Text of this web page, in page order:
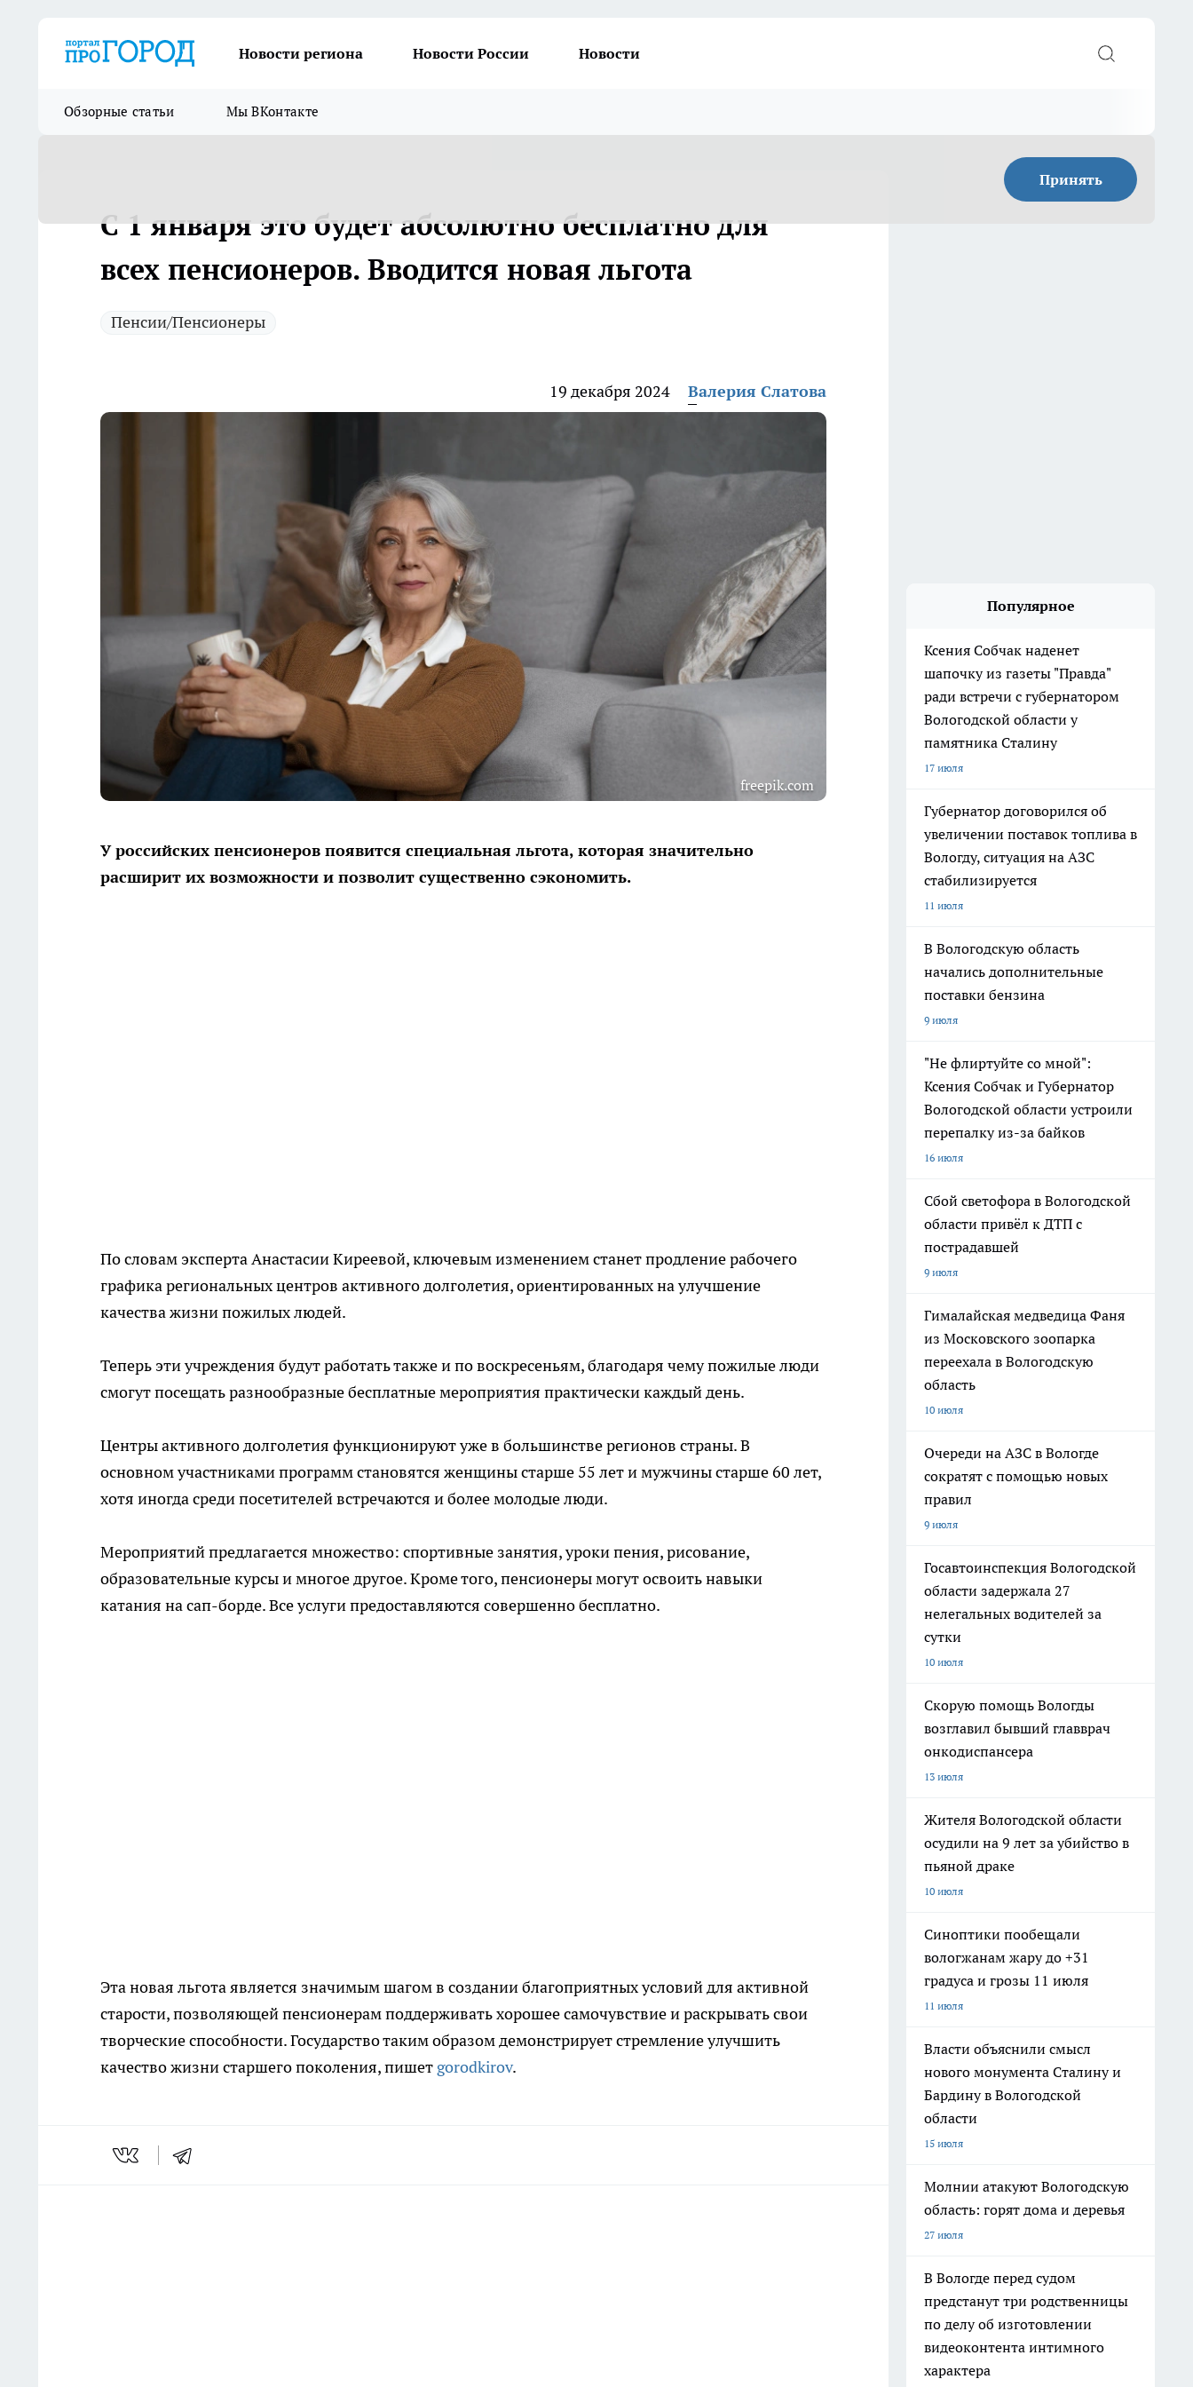
Новости региона Новости России Новости
Обзорные статьи Мы ВКонтакте
Принять
С 1 января это будет абсолютно бесплатно для
всех пенсионеров. Вводится новая льгота
Пенсии/Пенсионеры
19 декабря 2024 Валерия Слатова
freepik.com
У российских пенсионеров появится специальная льгота, которая значительно
расширит их возможности и позволит существенно сэкономить.
По словам эксперта Анастасии Киреевой, ключевым изменением станет продление рабочего
графика региональных центров активного долголетия, ориентированных на улучшение
качества жизни пожилых людей.
Теперь эти учреждения будут работать также и по воскресеньям, благодаря чему пожилые люди
смогут посещать разнообразные бесплатные мероприятия практически каждый день.
Центры активного долголетия функционируют уже в большинстве регионов страны. В
основном участниками программ становятся женщины старше 55 лет и мужчины старше 60 лет,
хотя иногда среди посетителей встречаются и более молодые люди.
Мероприятий предлагается множество: спортивные занятия, уроки пения, рисование,
образовательные курсы и многое другое. Кроме того, пенсионеры могут освоить навыки
катания на сап-борде. Все услуги предоставляются совершенно бесплатно.
Эта новая льгота является значимым шагом в создании благоприятных условий для активной
старости, позволяющей пенсионерам поддерживать хорошее самочувствие и раскрывать свои
творческие способности. Государство таким образом демонстрирует стремление улучшить
качество жизни старшего поколения, пишет gorodkirov.
Популярное
Ксения Собчак наденет
шапочку из газеты "Правда"
ради встречи с губернатором
Вологодской области у
памятника Сталину
17 июля
Губернатор договорился об
увеличении поставок топлива в
Вологду, ситуация на АЗС
стабилизируется
11 июля
В Вологодскую область
начались дополнительные
поставки бензина
9 июля
"Не флиртуйте со мной":
Ксения Собчак и Губернатор
Вологодской области устроили
перепалку из-за байков
16 июля
Сбой светофора в Вологодской
области привёл к ДТП с
пострадавшей
9 июля
Гималайская медведица Фаня
из Московского зоопарка
переехала в Вологодскую
область
10 июля
Очереди на АЗС в Вологде
сократят с помощью новых
правил
9 июля
Госавтоинспекция Вологодской
области задержала 27
нелегальных водителей за
сутки
10 июля
Скорую помощь Вологды
возглавил бывший главврач
онкодиспансера
13 июля
Жителя Вологодской области
осудили на 9 лет за убийство в
пьяной драке
10 июля
Синоптики пообещали
вологжанам жару до +31
градуса и грозы 11 июля
11 июля
Власти объяснили смысл
нового монумента Сталину и
Бардину в Вологодской
области
15 июля
Молнии атакуют Вологодскую
область: горят дома и деревья
27 июля
В Вологде перед судом
предстанут три родственницы
по делу об изготовлении
видеоконтента интимного
характера